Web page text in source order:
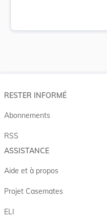
RESTER INFORMÉ
Abonnements
RSS
ASSISTANCE
Aide et à propos
Projet Casemates
ELI